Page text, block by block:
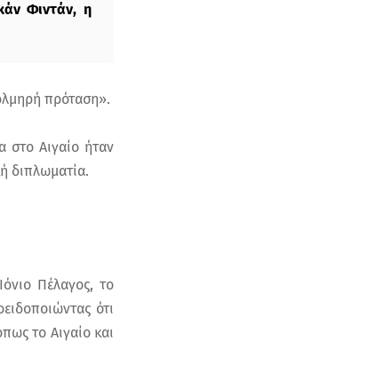
Φιντάν, η
πρόταση».
στο Αιγαίο ήταν
διπλωματία.
Πέλαγος, το
ότι
το Αιγαίο και